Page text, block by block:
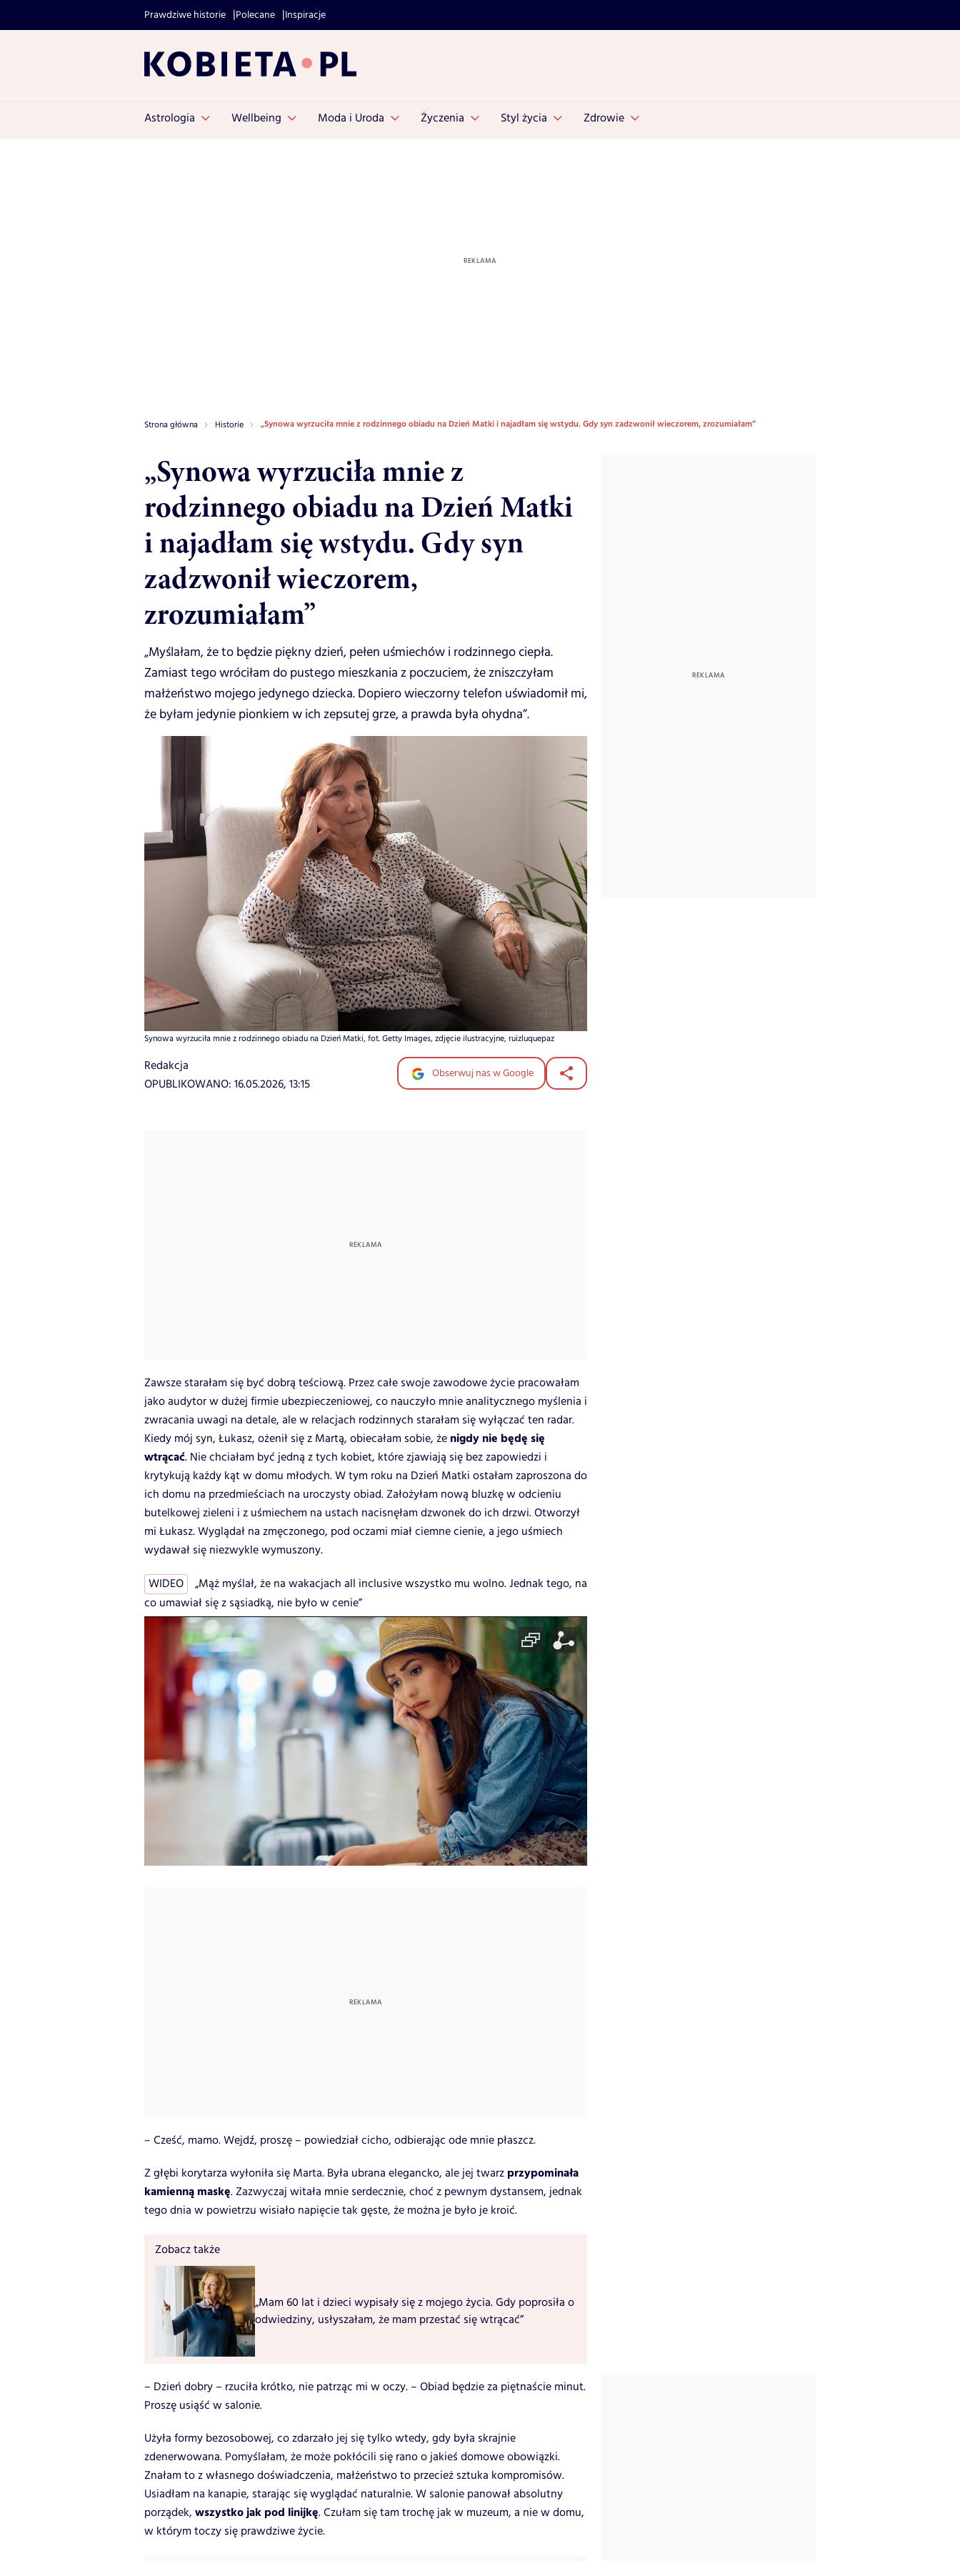
Prawdziwe historie Polecane Inspiracje
Astrologia Wellbeing Moda i Uroda Życzenia Styl życia Zdrowie
Strona główna Historie „Synowa wyrzuciła mnie z rodzinnego obiadu na Dzień Matki i najadłam się wstydu. Gdy syn zadzwonił wieczorem, zrozumiałam”
„Synowa wyrzuciła mnie z
rodzinnego obiadu na Dzień Matki
i najadłam się wstydu. Gdy syn
zadzwonił wieczorem,
zrozumiałam”
„Myślałam, że to będzie piękny dzień, pełen uśmiechów i rodzinnego ciepła.
Zamiast tego wróciłam do pustego mieszkania z poczuciem, że zniszczyłam
małżeństwo mojego jedynego dziecka. Dopiero wieczorny telefon uświadomił mi,
że byłam jedynie pionkiem w ich zepsutej grze, a prawda była ohydna”.
Synowa wyrzuciła mnie z rodzinnego obiadu na Dzień Matki, fot. Getty Images, zdjęcie ilustracyjne, ruizluquepaz
Redakcja
OPUBLIKOWANO: 16.05.2026, 13:15
Obserwuj nas w Google
Zawsze starałam się być dobrą teściową. Przez całe swoje zawodowe życie pracowałam
jako audytor w dużej firmie ubezpieczeniowej, co nauczyło mnie analitycznego myślenia i
zwracania uwagi na detale, ale w relacjach rodzinnych starałam się wyłączać ten radar.
Kiedy mój syn, Łukasz, ożenił się z Martą, obiecałam sobie, że nigdy nie będę się
wtrącać. Nie chciałam być jedną z tych kobiet, które zjawiają się bez zapowiedzi i
krytykują każdy kąt w domu młodych. W tym roku na Dzień Matki ostałam zaproszona do
ich domu na przedmieściach na uroczysty obiad. Założyłam nową bluzkę w odcieniu
butelkowej zieleni i z uśmiechem na ustach nacisnęłam dzwonek do ich drzwi. Otworzył
mi Łukasz. Wyglądał na zmęczonego, pod oczami miał ciemne cienie, a jego uśmiech
wydawał się niezwykle wymuszony.
WIDEO
„Mąż myślał, że na wakacjach all inclusive wszystko mu wolno. Jednak tego, na
co umawiał się z sąsiadką, nie było w cenie”
– Cześć, mamo. Wejdź, proszę – powiedział cicho, odbierając ode mnie płaszcz.
Z głębi korytarza wyłoniła się Marta. Była ubrana elegancko, ale jej twarz przypominała
kamienną maskę. Zazwyczaj witała mnie serdecznie, choć z pewnym dystansem, jednak
tego dnia w powietrzu wisiało napięcie tak gęste, że można je było je kroić.
Zobacz także
„Mam 60 lat i dzieci wypisały się z mojego życia. Gdy poprosiła o
odwiedziny, usłyszałam, że mam przestać się wtrącać”
– Dzień dobry – rzuciła krótko, nie patrząc mi w oczy. – Obiad będzie za piętnaście minut.
Proszę usiąść w salonie.
Użyła formy bezosobowej, co zdarzało jej się tylko wtedy, gdy była skrajnie
zdenerwowana. Pomyślałam, że może pokłócili się rano o jakieś domowe obowiązki.
Znałam to z własnego doświadczenia, małżeństwo to przecież sztuka kompromisów.
Usiadłam na kanapie, starając się wyglądać naturalnie. W salonie panował absolutny
porządek, wszystko jak pod linijkę. Czułam się tam trochę jak w muzeum, a nie w domu,
w którym toczy się prawdziwe życie.